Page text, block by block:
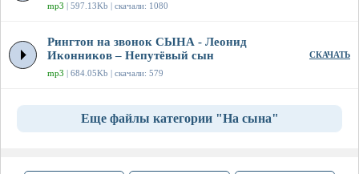
mp3 | 597.13Kb | скачали: 1080
Рингтон на звонок СЫНА - Леонид
Иконников – Непутёвый сын
mp3 | 684.05Kb | скачали: 579
СКАЧАТЬ
Еще файлы категории "На сына"